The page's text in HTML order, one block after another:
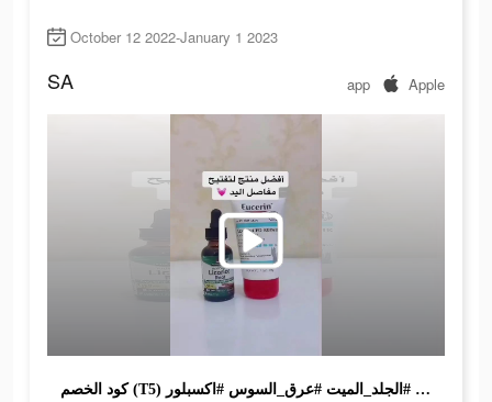
October 12 2022-January 1 2023
SA app Apple
كود الخصم (T5) افضل شي لتفتيح اليد والمفاصل ب اسرع وقت😍 #تفتيح_اليد #تفتيح_الجسم #الجلد_الميت #عرق_السوس #اكسبلور #fyp #foryou #عنايه